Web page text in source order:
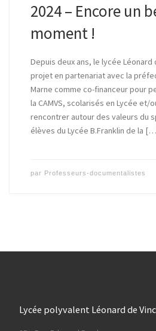
2024 – Encore un
moment !
Depuis deux ans, le lycée Léonard
projet en partenariat avec la
Marne comme co-financeur pour
la CAMVS, scolarisés en Lycée et/
rencontrer autour des valeurs du
élèves du Lycée B.Franklin de la
par Professeurs-documentalistes
Lycée polyvalent Léonard de